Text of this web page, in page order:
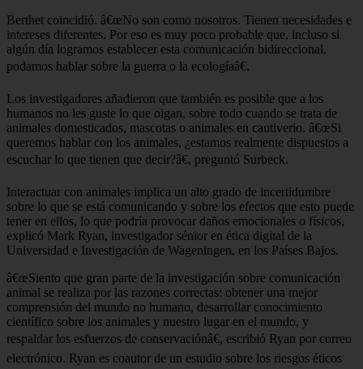
Berthet coincidió. â€œNo son como nosotros. Tienen necesidades e
intereses diferentes. Por eso es muy poco probable que, incluso si
algún día logramos establecer esta comunicación bidireccional,
podamos hablar sobre la guerra o la ecologíaâ€.
Los investigadores añadieron que también es posible que a los
humanos no les guste lo que oigan, sobre todo cuando se trata de
animales domesticados, mascotas o animales en cautiverio. â€œSi
queremos hablar con los animales, ¿estamos realmente dispuestos a
escuchar lo que tienen que decir?â€, preguntó Surbeck.
Interactuar con animales implica un alto grado de incertidumbre
sobre lo que se está comunicando y sobre los efectos que esto puede
tener en ellos, lo que podría provocar daños emocionales o físicos,
explicó Mark Ryan, investigador sénior en ética digital de la
Universidad e Investigación de Wageningen, en los Países Bajos.
â€œSiento que gran parte de la investigación sobre comunicación
animal se realiza por las razones correctas: obtener una mejor
comprensión del mundo no humano, desarrollar conocimiento
científico sobre los animales y nuestro lugar en el mundo, y
respaldar los esfuerzos de conservaciónâ€, escribió Ryan por correo
electrónico. Ryan es coautor de un estudio sobre los riesgos éticos